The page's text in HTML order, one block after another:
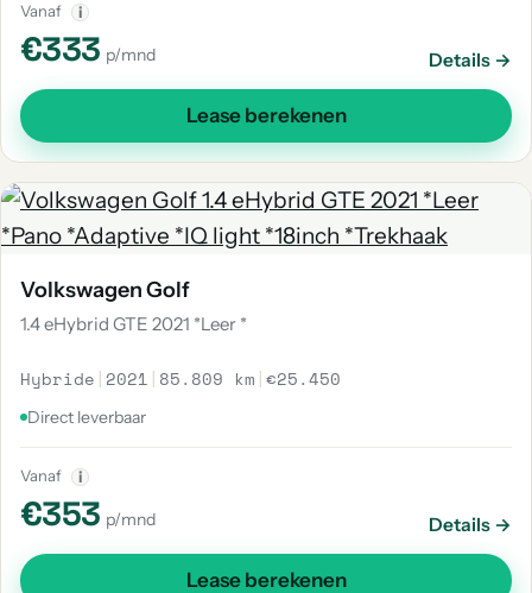
Vanaf i
€333 p/mnd Details →
Lease berekenen
Volkswagen Golf
1.4 eHybrid GTE 2021 *Leer *
Hybride | 2021 | 85.809 km |€25.450
Direct leverbaar
Vanaf i
€353 p/mnd Details →
Lease berekenen